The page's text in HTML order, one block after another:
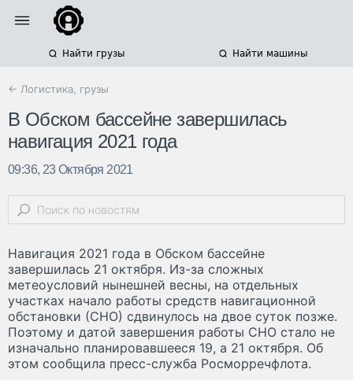
Найти грузы Найти машины
← Логистика, грузы
В Обском бассейне завершилась
навигация 2021 года
09:36, 23 Октября 2021
Навигация 2021 года в Обском бассейне
завершилась 21 октября. Из-за сложных
метеоусловий нынешней весны, на отдельных
участках начало работы средств навигационной
обстановки (СНО) сдвинулось на двое суток позже.
Поэтому и датой завершения работы СНО стало не
изначально планировавшееся 19, а 21 октября. Об
этом сообщила пресс-служба Росморречфлота.